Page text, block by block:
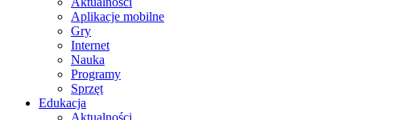
Aplikacje mobilne
Gry
Internet
Nauka
Programy
Sprzęt
Edukacja
Aktualności